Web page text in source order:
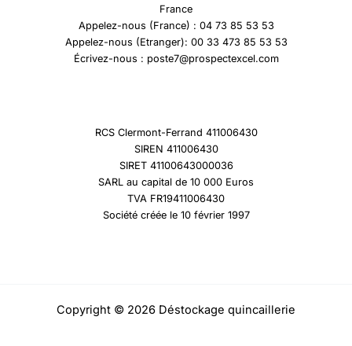
France
Appelez-nous (France) : 04 73 85 53 53
Appelez-nous (Etranger): 00 33 473 85 53 53
Écrivez-nous : poste7@prospectexcel.com
RCS Clermont-Ferrand 411006430
SIREN 411006430
SIRET 41100643000036
SARL au capital de 10 000 Euros
TVA FR19411006430
Société créée le 10 février 1997
Copyright © 2026 Déstockage quincaillerie